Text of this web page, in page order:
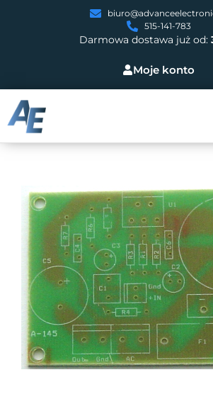
Moje konto
Darmowa dostawa już od:
515-141-783